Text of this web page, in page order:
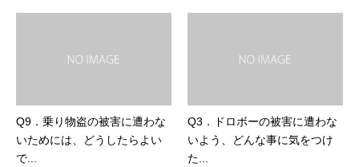
Q9．乗り物盗の被害に遭わな
いためには、どうしたらよい
で...
Q3．ドロボーの被害に遭わな
いよう、どんな事に気をつけ
た...